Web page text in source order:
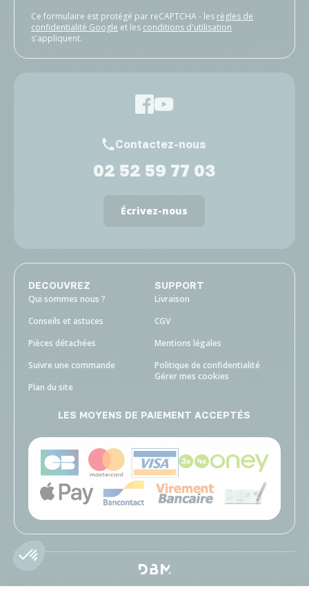
Ce formulaire est protégé par reCAPTCHA - les règles de
confidentialité Google et les conditions d'utilisation
s'appliquent.
Contactez-nous
02 52 59 77 03
Écrivez-nous
DECOUVREZ
Qui sommes nous ?
Conseils et astuces
Pièces détachées
Suivre une commande
Plan du site
SUPPORT
Livraison
CGV
Mentions légales
Politique de confidentialité
Gérer mes cookies
LES MOYENS DE PAIEMENT ACCEPTÉS